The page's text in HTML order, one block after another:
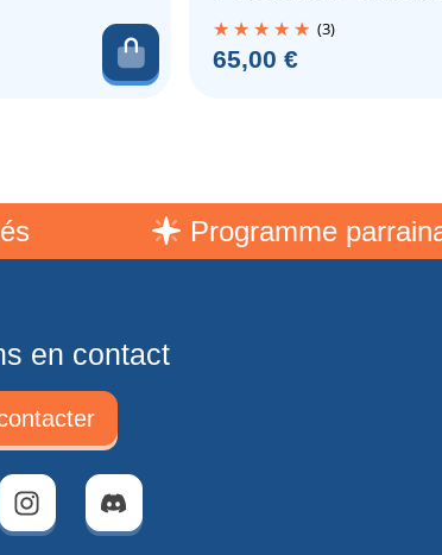
Ajouter au panier
(3)
Prix
65,00 €
Programme parrainage
en contact
Instagram